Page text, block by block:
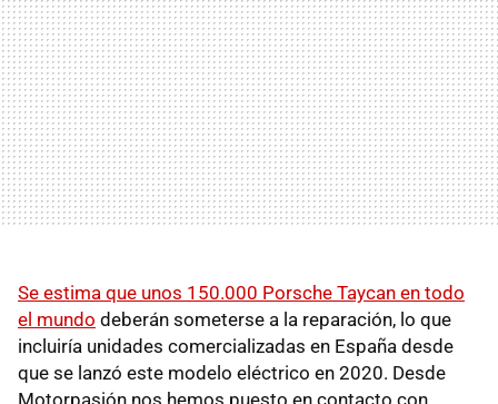
Se estima que unos 150.000 Porsche Taycan en todo
el mundo deberán someterse a la reparación, lo que
incluiría unidades comercializadas en España desde
que se lanzó este modelo eléctrico en 2020. Desde
Motorpasión nos hemos puesto en contacto con